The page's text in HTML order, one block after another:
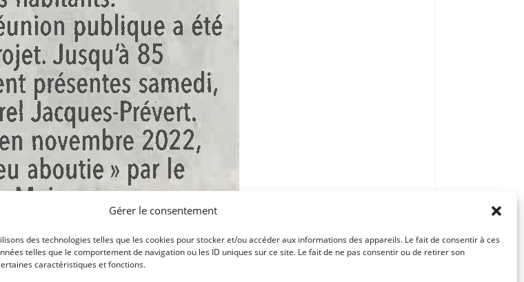
Gérer le consentement
des technologies telles que les cookies pour stocker et/ou accéder aux informations des appareils. Le fait de consentir à ces
telles que le comportement de navigation ou les ID uniques sur ce site. Le fait de ne pas consentir ou de retirer son
caractéristiques et fonctions.